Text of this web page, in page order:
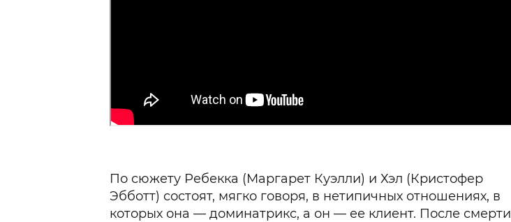
По сюжету Ребекка (Маргарет Куэлли) и Хэл (Кристофер
Эбботт) состоят, мягко говоря, в нетипичных отношениях, в
которых она — доминатрикс, а он — ее клиент. После смерти